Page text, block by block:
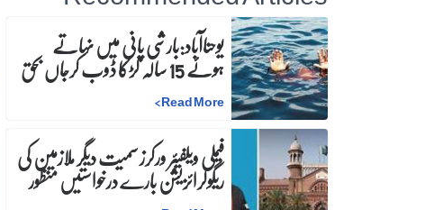
یوحناآباد:بارشی پانی میں نہاتے
ہوئے 15 سالہ لڑکا ڈوب کرجاں بحق
Read More
>
فیملی ویلفیئر ورکرز سمیت دیگر ملازمین کی
ریگولرائزیشن بارے درخواستیں منظور